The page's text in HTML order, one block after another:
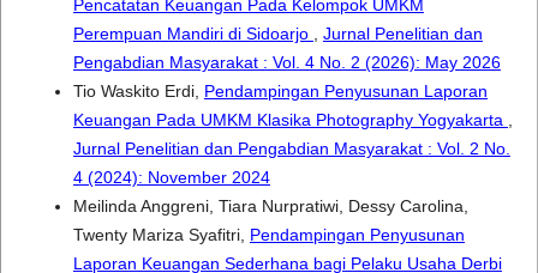
Pencatatan Keuangan Pada Kelompok UMKM
Perempuan Mandiri di Sidoarjo
Jurnal Penelitian dan
Pengabdian Masyarakat : Vol. 4 No. 2 (2026): May 2026
Tio Waskito Erdi, Pendampingan Penyusunan Laporan
Keuangan Pada UMKM Klasika Photography Yogyakarta
Jurnal Penelitian dan Pengabdian Masyarakat : Vol. 2 No.
4 (2024): November 2024
Meilinda Anggreni, Tiara Nurpratiwi, Dessy Carolina,
Twenty Mariza Syafitri, Pendampingan Penyusunan
Laporan Keuangan Sederhana bagi Pelaku Usaha Derbi